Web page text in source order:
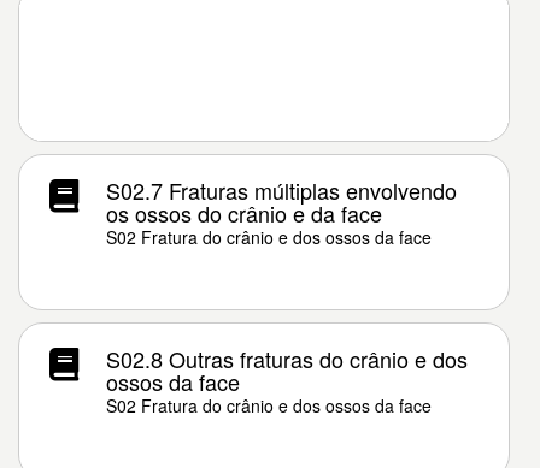
S02.7 Fraturas múltiplas envolvendo
os ossos do crânio e da face
S02 Fratura do crânio e dos ossos da face
S02.8 Outras fraturas do crânio e dos
ossos da face
S02 Fratura do crânio e dos ossos da face